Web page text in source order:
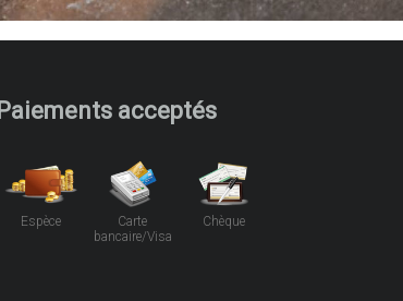
Paiements acceptés
Espèce
Carte
bancaire/Visa
Chèque